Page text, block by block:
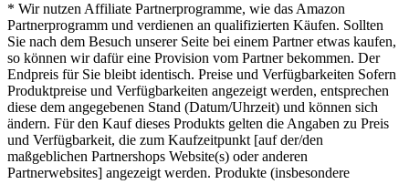
* Wir nutzen Affiliate Partnerprogramme, wie das Amazon
Partnerprogramm und verdienen an qualifizierten Käufen. Sollten
Sie nach dem Besuch unserer Seite bei einem Partner etwas kaufen,
so können wir dafür eine Provision vom Partner bekommen. Der
Endpreis für Sie bleibt identisch. Preise und Verfügbarkeiten Sofern
Produktpreise und Verfügbarkeiten angezeigt werden, entsprechen
diese dem angegebenen Stand (Datum/Uhrzeit) und können sich
ändern. Für den Kauf dieses Produkts gelten die Angaben zu Preis
und Verfügbarkeit, die zum Kaufzeitpunkt [auf der/den
maßgeblichen Partnershops Website(s) oder anderen
Partnerwebsites] angezeigt werden. Produkte (insbesondere